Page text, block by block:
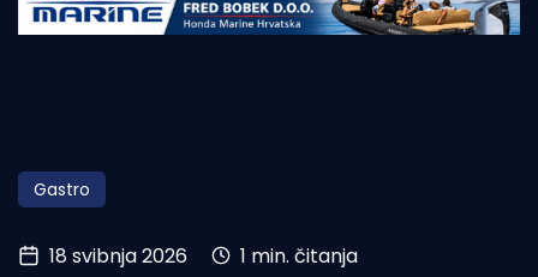
Obala
Otoci
Turizam i nautika
Gastro
18 svibnja 2026 1 min. čitanja